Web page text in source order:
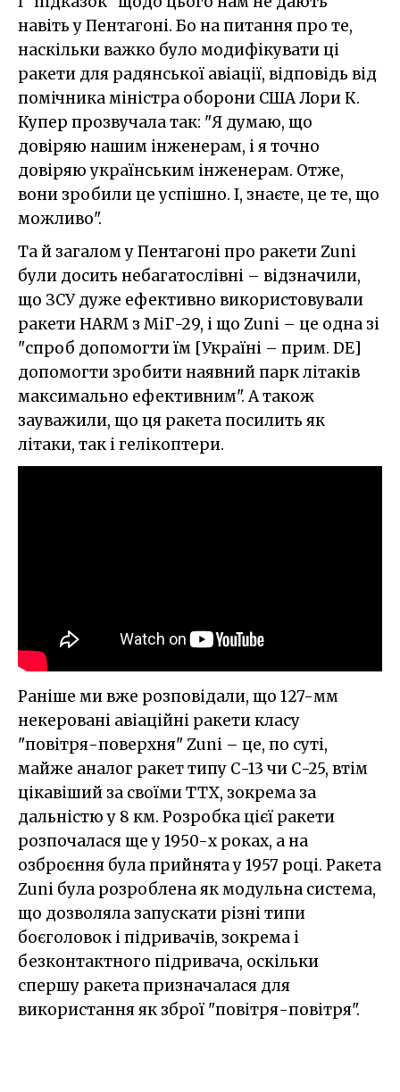
навіть у Пентагоні. Бо на питання про те,
наскільки важко було модифікувати ці
ракети для радянської авіації, відповідь від
помічника міністра оборони США Лори К.
Купер прозвучала так: "Я думаю, що
довіряю нашим інженерам, і я точно
довіряю українським інженерам. Отже,
вони зробили це успішно. І, знаєте, це те, що
можливо".
Та й загалом у Пентагоні про ракети Zuni
були досить небагатослівні – відзначили,
що ЗСУ дуже ефективно використовували
ракети HARM з МіГ-29, і що Zuni – це одна зі
"спроб допомогти їм [Україні – прим. DE]
допомогти зробити наявний парк літаків
максимально ефективним". А також
зауважили, що ця ракета посилить як
літаки, так і гелікоптери.
Раніше ми вже розповідали, що 127-мм
некеровані авіаційні ракети класу
"повітря-поверхня" Zuni – це, по суті,
майже аналог ракет типу С-13 чи С-25, втім
цікавіший за своїми ТТХ, зокрема за
дальністю у 8 км. Розробка цієї ракети
розпочалася ще у 1950-х роках, а на
озброєння була прийнята у 1957 році. Ракета
Zuni була розроблена як модульна система,
що дозволяла запускати різні типи
боєголовок і підривачів, зокрема і
безконтактного підривача, оскільки
спершу ракета призначалася для
використання як зброї "повітря-повітря".